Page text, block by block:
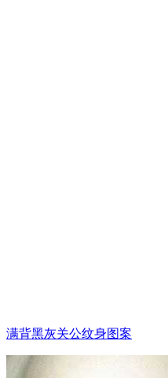
满背黑灰关公纹身图案